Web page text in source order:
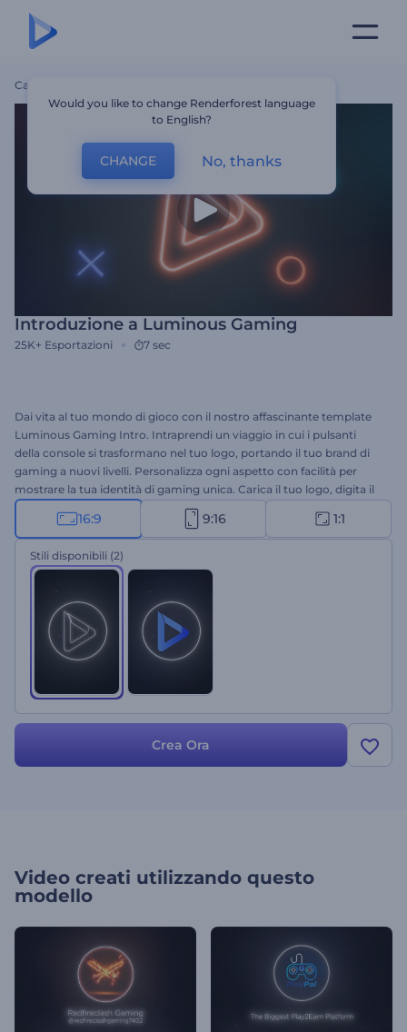
Casa
Introduzione a Luminous Gaming
25K+ Esportazioni 7 sec
Dai vita al tuo mondo di gioco con il nostro affascinante template
Luminous Gaming Intro. Intraprendi un viaggio in cui i pulsanti
della console si trasformano nel tuo logo, portando il tuo brand di
gaming a nuovi livelli. Personalizza ogni aspetto con facilità per
mostrare la tua identità di gaming unica. Carica il tuo logo, digita il
tuo slogan e ammira la straordinaria trasformazione del tuo logo
attraverso i pulsanti luminosi di una console di gioco. Perfetto per
promozioni di canali di gaming, introduzioni e conclusioni di nuovi
giochi e molti altri progetti simili. Provalo subito!
16:9 9:16 1:1
Stili disponibili (2)
Crea Ora
Video creati utilizzando questo
modello
Would you like to change Renderforest language
to English?
CHANGE No, thanks